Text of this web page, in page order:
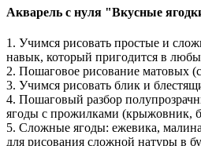
Акварель с нуля "Вкусные
1. Учимся рисовать простые и
навык, который пригодится в
2. Пошаговое рисование матовых
3. Учимся рисовать блик и
4. Пошаговый разбор
ягоды с прожилками (крыжовник,
5. Сложные ягоды: ежевика,
для рисования сложной натуры в